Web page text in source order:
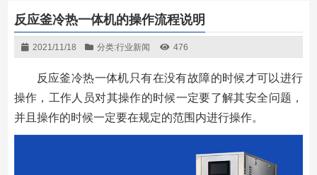
反应釜冷热一体机的操作流程说明
2021/11/18 分类:行业新闻 476
反应釜冷热一体机只有在没有故障的时候才可以进行
操作，工作人员对其操作的时候一定要了解其安全问题，
并且操作的时候一定要在规定的范围内进行操作。